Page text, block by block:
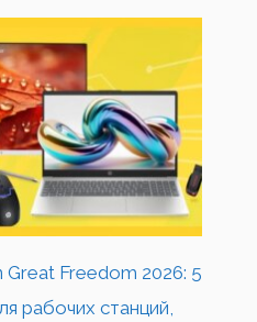
Freedom 2026: 5
рабочих станций,